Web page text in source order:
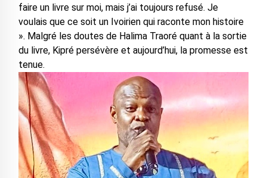
faire un livre sur moi, mais j’ai toujours refusé. Je
voulais que ce soit un Ivoirien qui raconte mon histoire
». Malgré les doutes de Halima Traoré quant à la sortie
du livre, Kipré persévère et aujourd’hui, la promesse est
tenue.